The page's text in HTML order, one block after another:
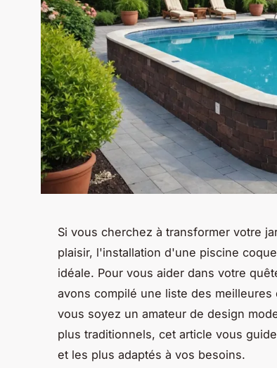
Si vous cherchez à transformer votre
plaisir, l'installation d'une piscine
idéale. Pour vous aider dans votre
avons compilé une liste des
vous soyez un amateur de design
plus traditionnels, cet article vous
et les plus adaptés à vos besoins.